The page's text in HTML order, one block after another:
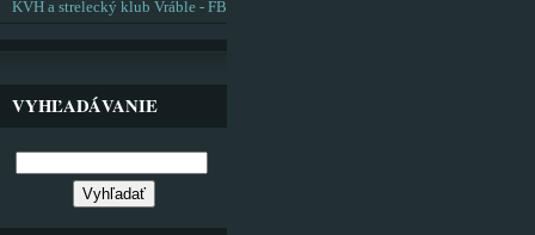
KVH a strelecký klub Vráble - FB
VYHĽADÁVANIE